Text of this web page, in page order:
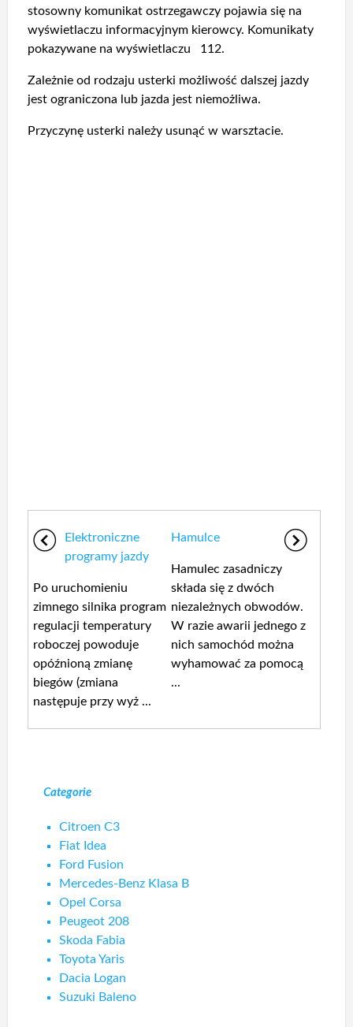
stosowny komunikat ostrzegawczy pojawia się na
wyświetlaczu informacyjnym kierowcy. Komunikaty
pokazywane na wyświetlaczu 112.
Zależnie od rodzaju usterki możliwość dalszej jazdy
jest ograniczona lub jazda jest niemożliwa.
Przyczynę usterki należy usunąć w warsztacie.
Elektroniczne
programy jazdy
Po uruchomieniu
zimnego silnika program
regulacji temperatury
roboczej powoduje
opóźnioną zmianę
biegów (zmiana
następuje przy wyż ...
Hamulce
Hamulec zasadniczy
składa się z dwóch
niezależnych obwodów.
W razie awarii jednego z
nich samochód można
wyhamować za pomocą
...
Categorie
Citroen C3
Fiat Idea
Ford Fusion
Mercedes-Benz Klasa B
Opel Corsa
Peugeot 208
Skoda Fabia
Toyota Yaris
Dacia Logan
Suzuki Baleno